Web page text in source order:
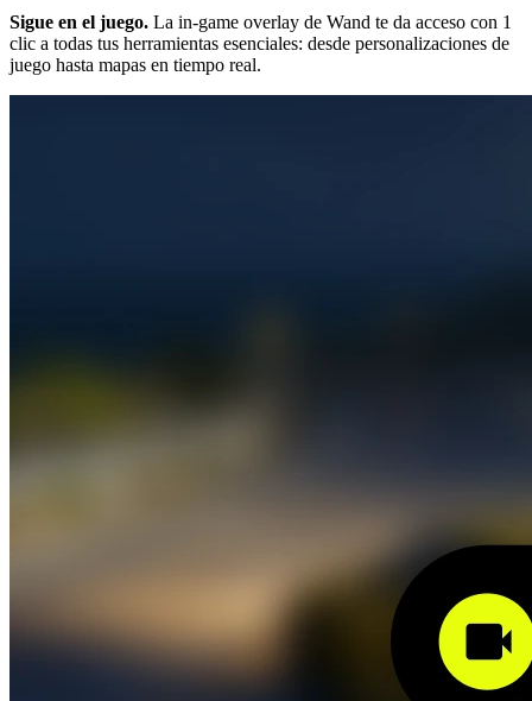
Sigue en el juego. La in-game overlay de Wand te da acceso con 1
clic a todas tus herramientas esenciales: desde personalizaciones de
juego hasta mapas en tiempo real.